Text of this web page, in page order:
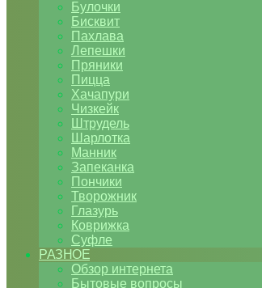
Булочки
Бисквит
Пахлава
Лепешки
Пряники
Пицца
Хачапури
Чизкейк
Штрудель
Шарлотка
Манник
Запеканка
Пончики
Творожник
Глазурь
Коврижка
Суфле
РАЗНОЕ
Обзор интернета
Бытовые вопросы